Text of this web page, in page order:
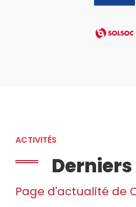
ACTIVITÉS
Page d'actualité de